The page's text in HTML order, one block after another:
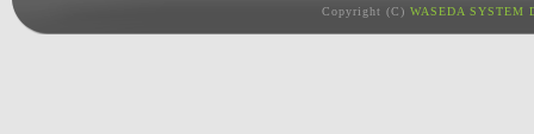
Copyright (C) WASEDA SYSTEM